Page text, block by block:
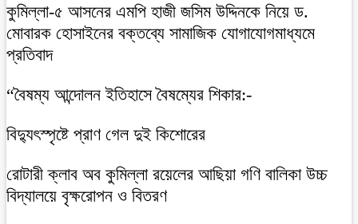
কুমিল্লা-৫ আসনের এমপি হাজী জসিম উদ্দিনকে নিয়ে ড.
মোবারক হোসাইনের বক্তব্যে সামাজিক যোগাযোগমাধ্যমে
প্রতিবাদ
“বৈষম্য আন্দোলন ইতিহাসে বৈষম্যের শিকার:-
বিদ্যুৎস্পৃষ্টে প্রাণ গেল দুই কিশোরের
রোটারী ক্লাব অব কুমিল্লা রয়েলের আছিয়া গণি বালিকা উচ্চ
বিদ্যালয়ে বৃক্ষরোপন ও বিতরণ